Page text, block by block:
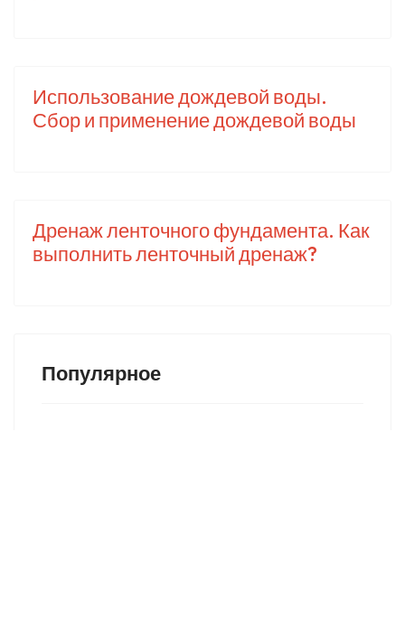
Использование дождевой воды.
Сбор и применение дождевой воды
Дренаж ленточного фундамента. Как
выполнить ленточный дренаж?
Популярное